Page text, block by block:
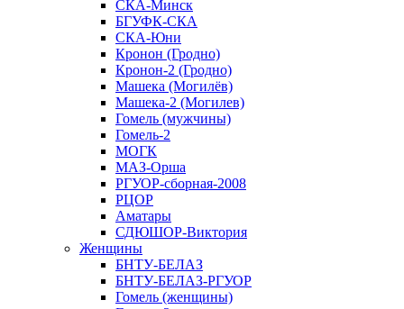
СКА-Минск
БГУФК-СКА
СКА-Юни
Кронон (Гродно)
Кронон-2 (Гродно)
Машека (Могилёв)
Машека-2 (Могилев)
Гомель (мужчины)
Гомель-2
МОГК
МАЗ-Орша
РГУОР-сборная-2008
РЦОР
Аматары
СДЮШОР-Виктория
Женщины
БНТУ-БЕЛАЗ
БНТУ-БЕЛАЗ-РГУОР
Гомель (женщины)